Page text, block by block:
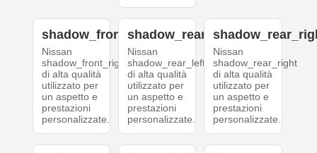
shadow_front_right
Nissan
shadow_front_right
di alta qualità
utilizzato per
un aspetto e
prestazioni
personalizzate.
shadow_rear_left
Nissan
shadow_rear_left
di alta qualità
utilizzato per
un aspetto e
prestazioni
personalizzate.
Nissan
shadow_rear_right
di alta qualità
utilizzato per
un aspetto e
prestazioni
personalizzate.